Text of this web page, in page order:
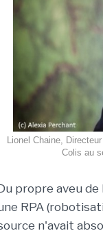
Lionel Chaine,
Colis au
propre aveu
RPA
n'avait